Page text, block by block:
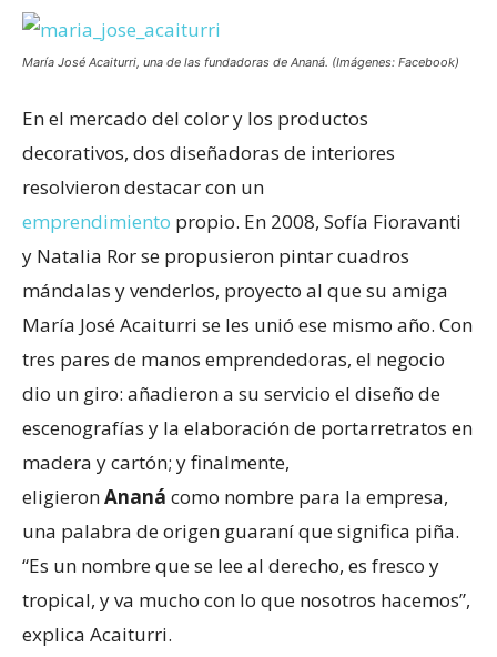
María José Acaiturri, una de las fundadoras de Ananá. (Imágenes: Facebook)
En el mercado del color y los productos
decorativos, dos diseñadoras de interiores
resolvieron destacar con un
emprendimiento propio. En 2008, Sofía Fioravanti
y Natalia Ror se propusieron pintar cuadros
mándalas y venderlos, proyecto al que su amiga
María José Acaiturri se les unió ese mismo año. Con
tres pares de manos emprendedoras, el negocio
dio un giro: añadieron a su servicio el diseño de
escenografías y la elaboración de portarretratos en
madera y cartón; y finalmente,
eligieronAnaná como nombre para la empresa,
una palabra de origen guaraní que significa piña.
“Es un nombre que se lee al derecho, es fresco y
tropical, y va mucho con lo que nosotros hacemos”,
explica Acaiturri.